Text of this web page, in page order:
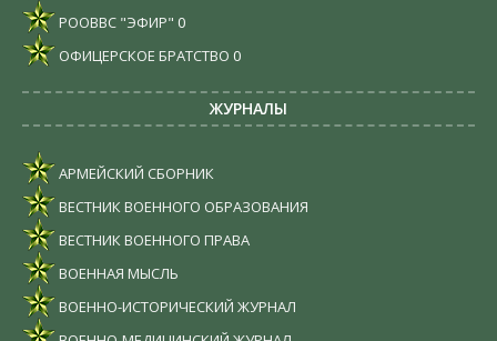
РООВВС "ЭФИР" 0
ОФИЦЕРСКОЕ БРАТСТВО 0
ЖУРНАЛЫ
АРМЕЙСКИЙ СБОРНИК
ВЕСТНИК ВОЕННОГО ОБРАЗОВАНИЯ
ВЕСТНИК ВОЕННОГО ПРАВА
ВОЕННАЯ МЫСЛЬ
ВОЕННО-ИСТОРИЧЕСКИЙ ЖУРНАЛ